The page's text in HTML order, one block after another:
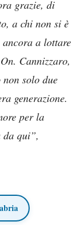
grazie, di
a chi non si è
a lottare
Cannizzaro,
solo due
generazione.
per la
qui”,